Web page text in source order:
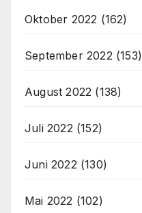
Oktober 2022 (162)
September 2022 (153)
August 2022 (138)
Juli 2022 (152)
Juni 2022 (130)
Mai 2022 (102)